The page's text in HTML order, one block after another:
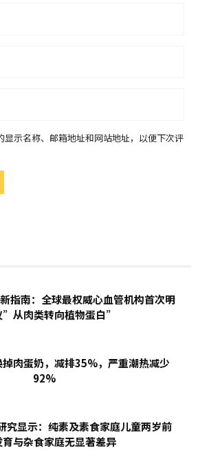
显示名称、邮箱地址和网站地址，以便下次评
指南：全球最权威心血管机构首次明
”从肉类转向植物蛋白”
肉蛋奶，减排35%，严重潮热减少
92%
究显示：纯素及素食家庭儿童两岁前
育与杂食家庭无显著差异